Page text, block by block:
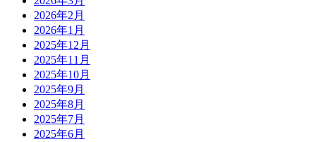
2026年2月
2026年1月
2025年12月
2025年11月
2025年10月
2025年9月
2025年8月
2025年7月
2025年6月